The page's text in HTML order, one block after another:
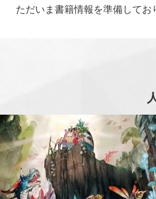
ただいま書籍情報を準備してお